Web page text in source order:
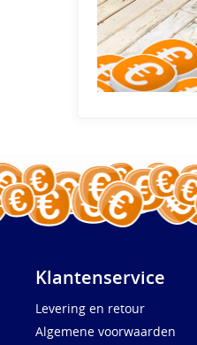
Klantenservice
Levering en retour
Algemene voorwaarden